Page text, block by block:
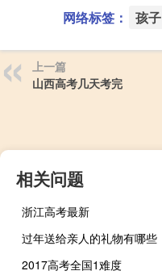
网络标签： 孩子
上一篇
山西高考几天考完
相关问题
浙江高考最新
过年送给亲人的礼物有哪些
2017高考全国1难度